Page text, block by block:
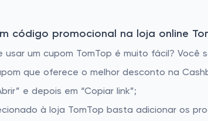
código promocional na loja online
usar um cupom TomTop é muito fácil?
que oferece o melhor desconto na
e depois em “Copiar link”;
à loja TomTop basta adicionar os